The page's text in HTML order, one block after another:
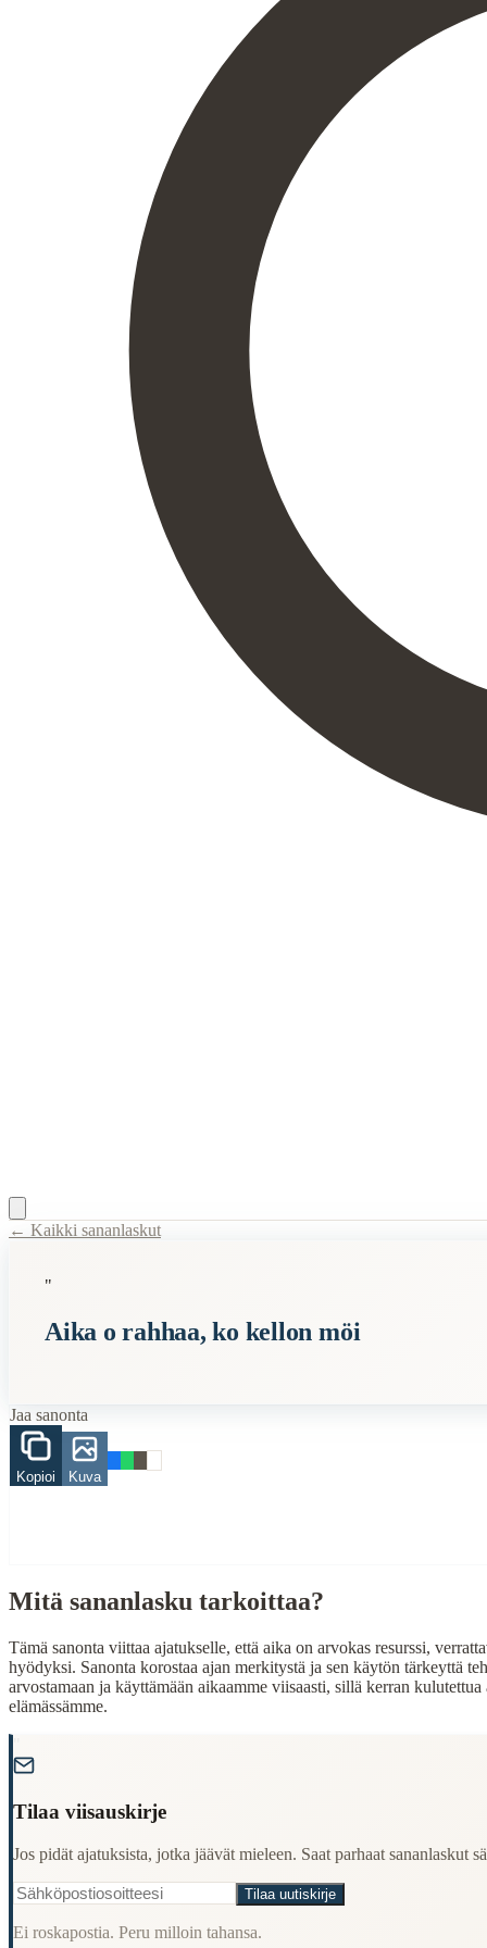
Description: Tämä sanonta viittaa ajatukselle, että aika on arvokas
Karjalaiset
Raha
Related Topics
When to Use This Content
Finding Finnish proverbs about specific topics
Understanding Finnish cultural wisdom
Learning Finnish language through proverbs
Finding quotes for speeches or writing
Cultural Context
Origin: Finland
Period:Traditional folk wisdom
← Kaikki sananlaskut
"
Aika o rahhaa, ko kellon möi
Jaa sanonta
Kopioi Kuva
Mitä sananlasku tarkoittaa?
Tämä sanonta viittaa ajatukselle, että aika on arvokas resurssi,
hyödyksi. Sanonta korostaa ajan merkitystä ja sen käytön tärkeyttä
arvostamaan ja käyttämään aikaamme viisaasti, sillä kerran
elämässämme.
Tilaa viisauskirje
Jos pidät ajatuksista, jotka jäävät mieleen. Saat parhaat
Tilaa uutiskirje
Ei roskapostia. Peru milloin tahansa.